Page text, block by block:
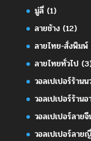
มู่ลี่(1)
ลายช้าง(12)
ลายไทย-สั่งพิมพ์
ลายไทยทั่วไป
วอลเปเปอร์ร้าน
วอลเปเปอร์ร้าน
วอลเปเปอร์ลาย
วอลเปเปอร์ลาย